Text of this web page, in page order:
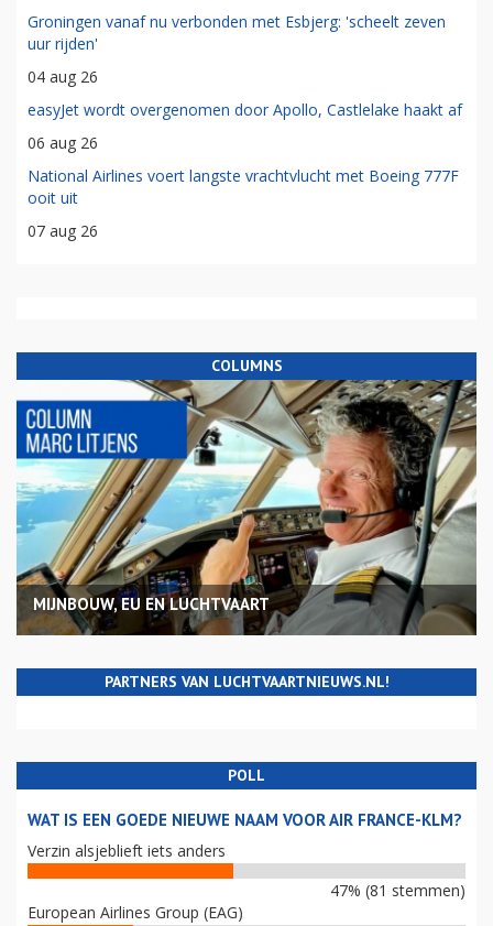
Groningen vanaf nu verbonden met Esbjerg: 'scheelt zeven
uur rijden'
04 aug 26
easyJet wordt overgenomen door Apollo, Castlelake haakt af
06 aug 26
National Airlines voert langste vrachtvlucht met Boeing 777F
ooit uit
07 aug 26
COLUMNS
MIJNBOUW, EU EN LUCHTVAART
PARTNERS VAN LUCHTVAARTNIEUWS.NL!
POLL
WAT IS EEN GOEDE NIEUWE NAAM VOOR AIR FRANCE-KLM?
Verzin alsjeblieft iets anders
47% (81 stemmen)
European Airlines Group (EAG)